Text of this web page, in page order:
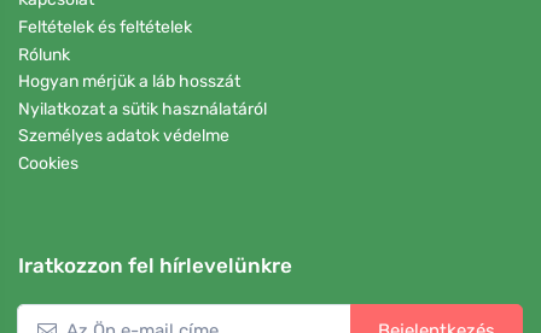
Feltételek és feltételek
Rólunk
Hogyan mérjük a láb hosszát
Nyilatkozat a sütik használatáról
Személyes adatok védelme
Cookies
Iratkozzon fel hírlevelünkre